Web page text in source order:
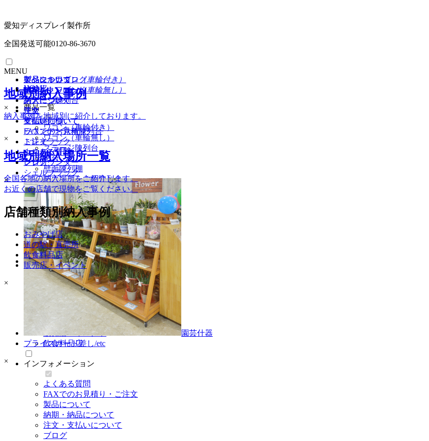
愛知ディスプレイ製作所
全国発送可能0120-86-3670
MENU
HOME
商品一覧
ワゴン（車輪付き）
ワゴン（車輪無し）
ステージ陳列台
平台
壁面陳列棚
ラウンド・六角陳列台
トレイラック
システム什器
レジカンター
シェルフラック
園芸什器
プライスカード差し・etc
納入事例
納入事例・地域別一覧
納入場所・地域別一覧
店舗別納入事例
道の駅・直売所
おみやげ
販売店・イベント
飲食料品店
インフォメーション
よくある質問
FAXでのお見積り・ご注文
製品について
納期・納品について
注文・支払いについて
ブログ
イベントワゴン（車輪付き）
イベントワゴン（車輪無し）
ステージ陳列台
平台
壁面陳列棚
ラウンド・六角陳列台
トレイラック
システム什器
レジカウンター
シェルフラック
園芸什器
プライスカード差し/etc
×
地域別納入事例
納入事例を地域別に紹介しております。
地域別納入場所一覧
全国各地の納入場所をご紹介します。
お近くの店舗で現物をご覧ください。
店舗種類別納入事例
おみやげ店
道の駅・直売所
飲食料品店
販売店・イベント
×
製品について
納期
納入について
注文
支払いについて
×
製品について
納期
納入について
注文
支払いについて
FAXでのお見積り
ご注文
よくある質問
ブログ
×
デジタルカタログ
PDFダウンロード
×